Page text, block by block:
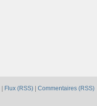
Flux (RSS) Commentaires (RSS)